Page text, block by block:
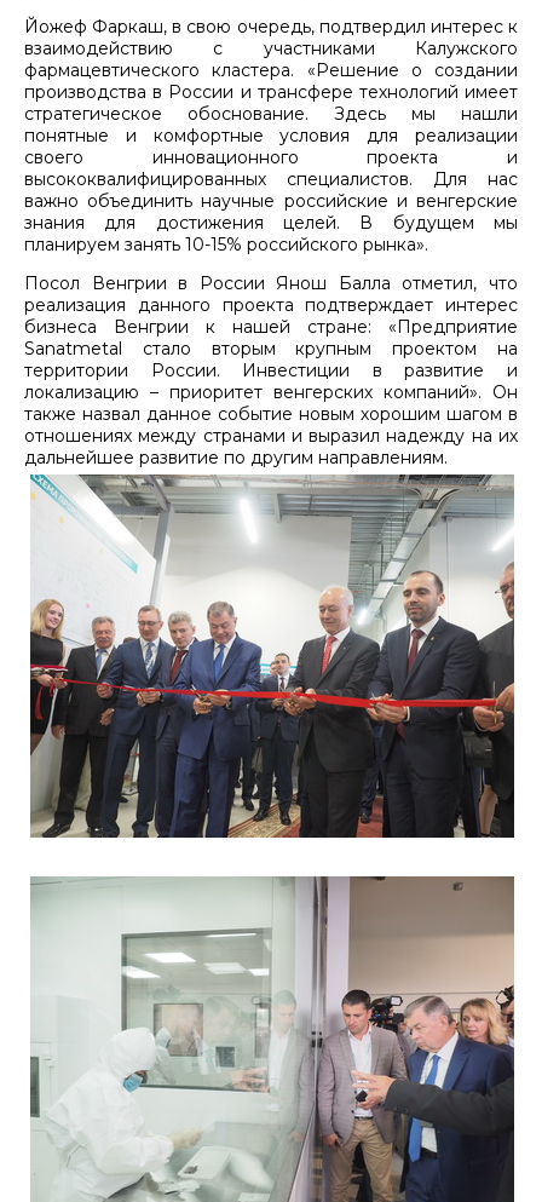
Йожеф Фаркаш, в свою очередь, подтвердил интерес к
взаимодействию с участниками Калужского
фармацевтического кластера. «Решение о создании
производства в России и трансфере технологий имеет
стратегическое обоснование. Здесь мы нашли
понятные и комфортные условия для реализации
своего инновационного проекта и
высококвалифицированных специалистов. Для нас
важно объединить научные российские и венгерские
знания для достижения целей. В будущем мы
планируем занять 10-15% российского рынка».
Посол Венгрии в России Янош Балла отметил, что
реализация данного проекта подтверждает интерес
бизнеса Венгрии к нашей стране: «Предприятие
Sanatmetal стало вторым крупным проектом на
территории России. Инвестиции в развитие и
локализацию – приоритет венгерских компаний». Он
также назвал данное событие новым хорошим шагом в
отношениях между странами и выразил надежду на их
дальнейшее развитие по другим направлениям.